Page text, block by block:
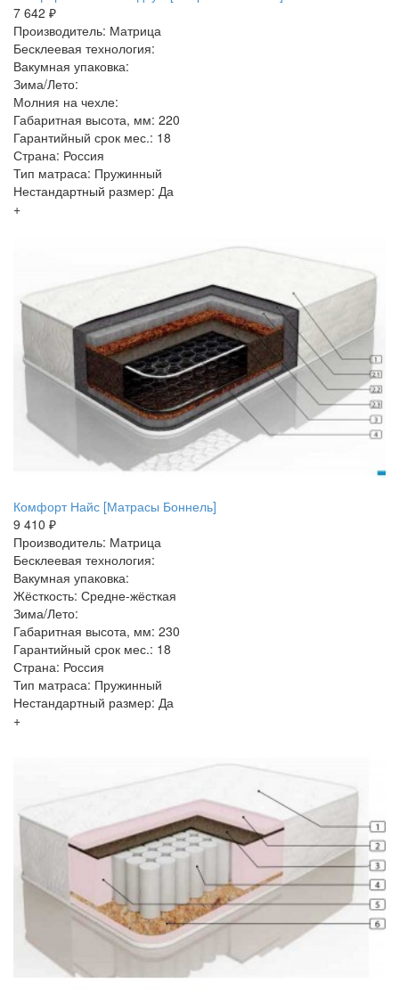
7 642 ₽
Производитель: Матрица
Бесклеевая технология:
Вакумная упаковка:
Зима/Лето:
Молния на чехле:
Габаритная высота, мм: 220
Гарантийный срок мес.: 18
Страна: Россия
Тип матраса: Пружинный
Нестандартный размер: Да
+
Комфорт Найс [Матрасы Боннель]
9 410 ₽
Производитель: Матрица
Бесклеевая технология:
Вакумная упаковка:
Жёсткость: Средне-жёсткая
Зима/Лето:
Габаритная высота, мм: 230
Гарантийный срок мес.: 18
Страна: Россия
Тип матраса: Пружинный
Нестандартный размер: Да
+